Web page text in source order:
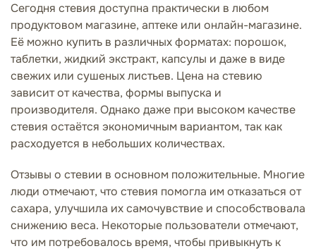
Сегодня стевия доступна практически в любом
продуктовом магазине, аптеке или онлайн-магазине.
Её можно купить в различных форматах: порошок,
таблетки, жидкий экстракт, капсулы и даже в виде
свежих или сушеных листьев. Цена на стевию
зависит от качества, формы выпуска и
производителя. Однако даже при высоком качестве
стевия остаётся экономичным вариантом, так как
расходуется в небольших количествах.
Отзывы о стевии в основном положительные. Многие
люди отмечают, что стевия помогла им отказаться от
сахара, улучшила их самочувствие и способствовала
снижению веса. Некоторые пользователи отмечают,
что им потребовалось время, чтобы привыкнуть к